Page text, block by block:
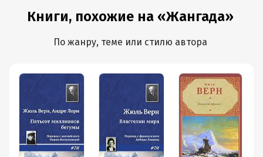
Книги, похожие на «Жангада»
По жанру, теме или стилю автора